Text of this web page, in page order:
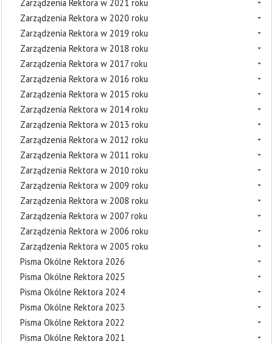
Zarządzenia Rektora w 2021 roku
Zarządzenia Rektora w 2020 roku
Zarządzenia Rektora w 2019 roku
Zarządzenia Rektora w 2018 roku
Zarządzenia Rektora w 2017 roku
Zarządzenia Rektora w 2016 roku
Zarządzenia Rektora w 2015 roku
Zarządzenia Rektora w 2014 roku
Zarządzenia Rektora w 2013 roku
Zarządzenia Rektora w 2012 roku
Zarządzenia Rektora w 2011 roku
Zarządzenia Rektora w 2010 roku
Zarządzenia Rektora w 2009 roku
Zarządzenia Rektora w 2008 roku
Zarządzenia Rektora w 2007 roku
Zarządzenia Rektora w 2006 roku
Zarządzenia Rektora w 2005 roku
Pisma Okólne Rektora 2026
Pisma Okólne Rektora 2025
Pisma Okólne Rektora 2024
Pisma Okólne Rektora 2023
Pisma Okólne Rektora 2022
Pisma Okólne Rektora 2021